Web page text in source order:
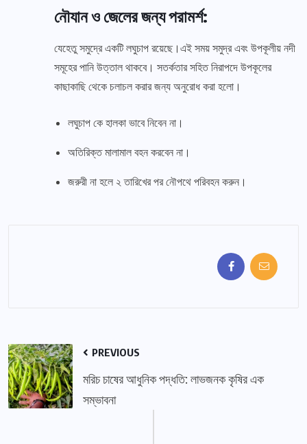
নৌযান ও জেলের জন্য পরামর্শ:
যেহেতু সমুদ্রে একটি লঘুচাপ রয়েছে।এই সময় সমুদ্র এবং উপকূলীয় নদী
সমূহের পানি উত্তাল থাকবে। সতর্কতার সহিত নিরাপদে উপকূলের
কাছাকাছি থেকে চলাচল করার জন্য অনুরোধ করা হলো।
লঘুচাপ কে হালকা ভাবে নিবেন না।
অতিরিক্ত মালামাল বহন করবেন না।
জরুরী না হলে ২ তারিখের পর নৌপথে পরিবহন করুন।
PREVIOUS
মরিচ চাষের আধুনিক পদ্ধতি: লাভজনক কৃষির এক
সম্ভাবনা